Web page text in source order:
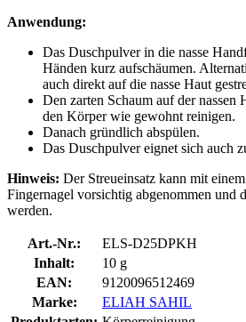
Anwendung:
Das Duschpulver in die nasse
Händen kurz aufschäumen.
auch direkt auf die nasse Haut
Den zarten Schaum auf der nassen
den Körper wie gewohnt reinigen.
Danach gründlich abspülen.
Das Duschpulver eignet sich auch
Hinweis: Der Streueinsatz kann mit
Fingernagel vorsichtig abgenommen und
werden.
Art.-Nr.:
ELS-D25DPKH
Inhalt:
10 g
EAN:
9120096512469
Marke:
ELIAH SAHIL